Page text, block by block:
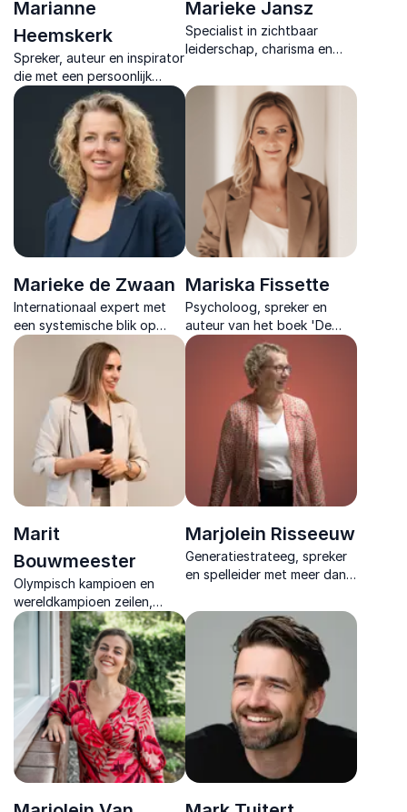
Marianne
Heemskerk
Spreker, auteur en inspirator
die met een persoonlijk
verhaal over financiële
regie, verlies en veerkracht
ieder publiek raakt en in
beweging brengt.
Marieke Jansz
Specialist in zichtbaar
leiderschap, charisma en
journalist.
Marieke de Zwaan
Internationaal expert met
een systemische blik op
voeding, vitaliteit en
gedrag. Inspireert
organisaties met wereldse
inzichten en praktische
tools.
Mariska Fissette
Psycholoog, spreker en
auteur van het boek 'De
Work-Life Revolutie'. Ze
praat over de uitdagingen
van drukbezette
professionals en pakt ze
Marit
Bouwmeester
Olympisch kampioen en
wereldkampioen zeilen,
expert in presteren onder
druk, strategisch
leiderschap en
teamoptimalisatie voor
bedrijven.
Marjolein Risseeuw
Generatiestrateeg, spreker
en spelleider met meer dan
leiderschap,
generatievraagstukken en
organisatieontwikkeling.